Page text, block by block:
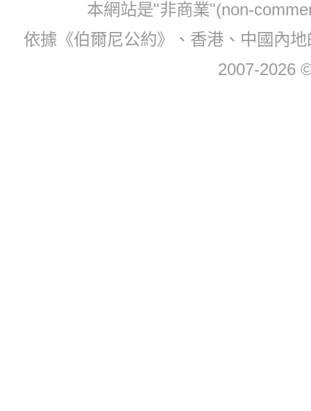
本網站是"非商業"(non-
依據《伯爾尼公約》、香港、中國內
2007-2026